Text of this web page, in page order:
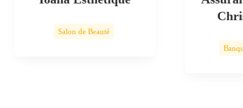
Salon de Beauté